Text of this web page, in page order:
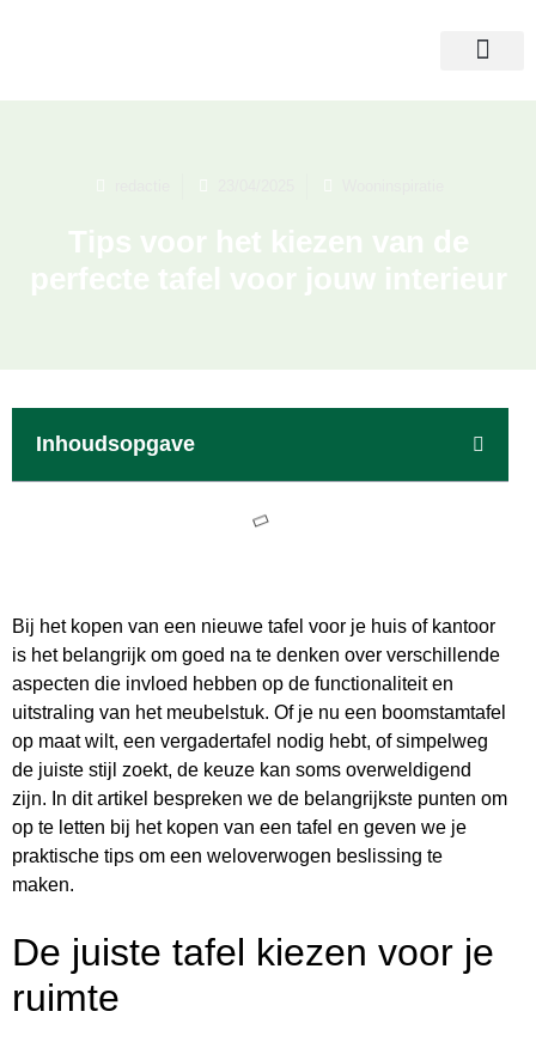
Inhoudsopgave
Bij het kopen van een nieuwe tafel voor je huis of kantoor
is het belangrijk om goed na te denken over verschillende
aspecten die invloed hebben op de functionaliteit en
uitstraling van het meubelstuk. Of je nu een boomstamtafel
op maat wilt, een vergadertafel nodig hebt, of simpelweg
de juiste stijl zoekt, de keuze kan soms overweldigend
zijn. In dit artikel bespreken we de belangrijkste punten om
op te letten bij het kopen van een tafel en geven we je
praktische tips om een weloverwogen beslissing te
maken.
De juiste tafel kiezen voor je
ruimte